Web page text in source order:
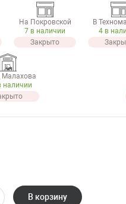
На Покровской
7 в наличии
Закрыто
В
4 в
Малахова
наличии
В корзину